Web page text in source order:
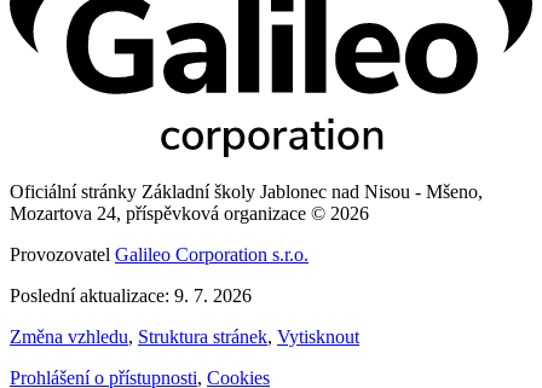
Oficiální stránky Základní školy Jablonec nad Nisou - Mšeno,
Mozartova 24, příspěvková organizace © 2026
Provozovatel Galileo Corporation s.r.o.
Poslední aktualizace: 9. 7. 2026
Změna vzhledu, Struktura stránek, Vytisknout
Prohlášení o přístupnosti, Cookies